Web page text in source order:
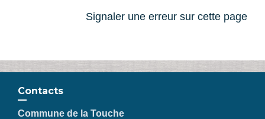
Signaler une erreur sur cette page
Contacts
Commune de la Touche